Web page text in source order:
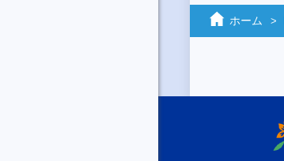
ホーム